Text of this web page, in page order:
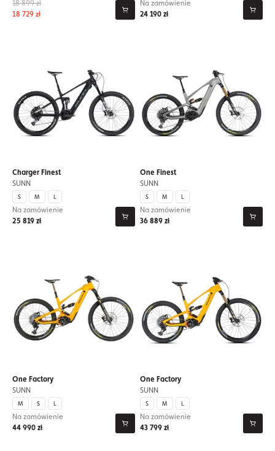
18 899 zł
18 729 zł
24 190 zł
Na zamówienie
Charger Finest
SUNN
S M L
25 819 zł
Na zamówienie
One Finest
SUNN
S M L
36 889 zł
Na zamówienie
One Factory
SUNN
M S L
44 990 zł
Na zamówienie
One Factory
SUNN
S M L
43 799 zł
Na zamówienie